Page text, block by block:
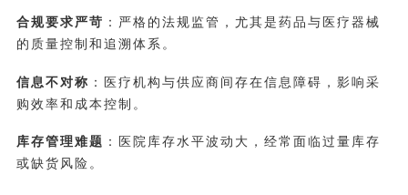
合规要求严苛 ：严格的法规监管，尤其是药品与医疗器械
的质量控制和追溯体系。
信息不对称 ：医疗机构与供应商间存在信息障碍，影响采
购效率和成本控制。
库存管理难题 ：医院库存水平波动大，经常面临过量库存
或缺货风险。